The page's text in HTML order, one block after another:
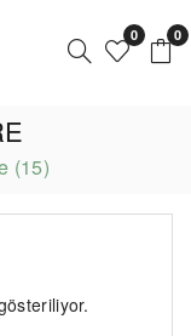
0 0
(15)